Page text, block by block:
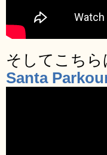
そしてこち
Santa